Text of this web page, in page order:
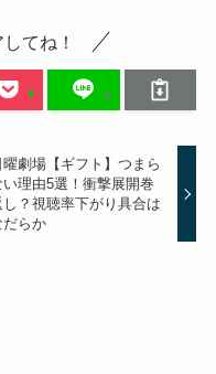
てね！
曜劇場【ギフト】つまら
い理由5選！衝撃展開巻
し？視聴率下がり具合は
だらか